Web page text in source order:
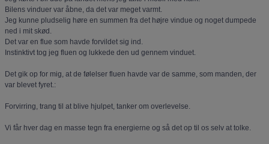
Bilens vinduer var åbne, da det var meget varmt.
Jeg kunne pludselig høre en summen fra det højre vindue og noget dumpede
ned i mit skød.
Det var en flue som havde forvildet sig ind.
Instinktivt tog jeg fluen og lukkede den ud gennem vinduet.
Det gik op for mig, at de følelser fluen havde var de samme, som manden, der
var blevet fyret.:
Forvirring, trang til at blive hjulpet, tanker om overlevelse.
Vi får hver dag en masse tegn fra energierne og så det op til os selv at tolke.